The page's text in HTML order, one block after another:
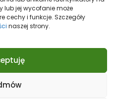
lub jej wycofanie może
cechy i funkcje. Szczegóły
naszej strony.
Cookies (EU)